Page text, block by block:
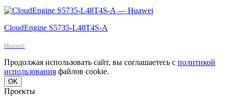
CloudEngine S5735-L48T4S-A
Huawei
Продолжая использовать сайт, вы соглашаетесь с политикой
использования файлов cookie.
OK
Проекты